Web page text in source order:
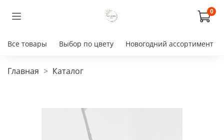
0
Все товары Выбор по цвету Новогодний ассортимент
Главная Каталог